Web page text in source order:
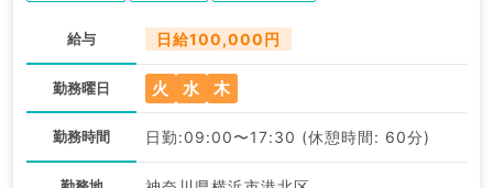
給与 日給100,000円
勤務曜日 火 水 木
勤務時間 日勤:09:00〜17:30 (休憩時間: 60分)